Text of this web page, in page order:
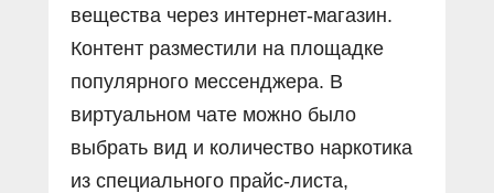
вещества через интернет-магазин.
Контент разместили на площадке
популярного мессенджера. В
виртуальном чате можно было
выбрать вид и количество наркотика
из специального прайс-листа,